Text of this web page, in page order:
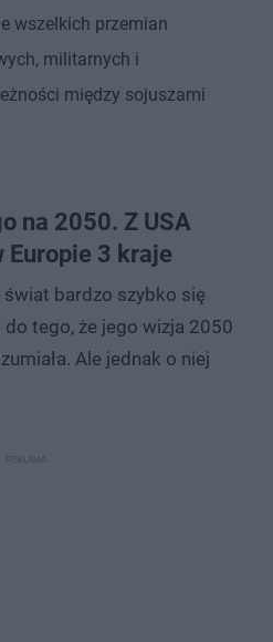
wszelkich przemian
militarnych i
między sojuszami
na 2050. Z USA
Europie 3 kraje
bardzo szybko się
tego, że jego wizja 2050
Ale jednak o niej